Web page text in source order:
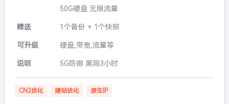
50G硬盘 无限流量
赠送 1个备份 + 1个快照
可升级 硬盘,带宽,流量等
说明 5G防御 黑洞3小时
CN2优化 建站优化 原生IP